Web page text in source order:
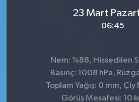
23 Mart
06:45
Nem: %88, Hissedilen
Basınç: 1008 hPa,
Toplam Yağış: 0 mm, Çiy
Görüş Mesafesi: 10